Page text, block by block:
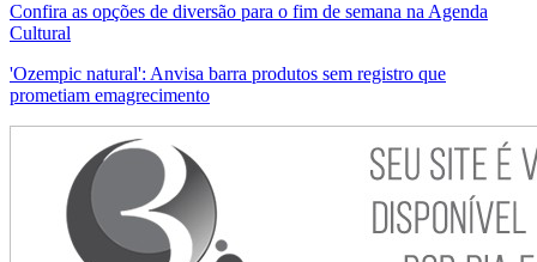
Confira as opções de diversão para o fim de semana na Agenda
Cultural
'Ozempic natural': Anvisa barra produtos sem registro que
prometiam emagrecimento